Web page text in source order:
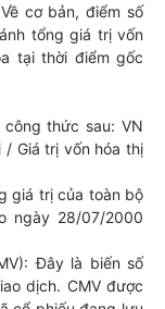
cơ bản, điểm số
tổng giá trị vốn
tại thời điểm gốc
thức sau: VN
/ Giá trị vốn hóa thị
giá trị của toàn bộ
ngày 28/07/2000
Đây là biến số
dịch. CMV được